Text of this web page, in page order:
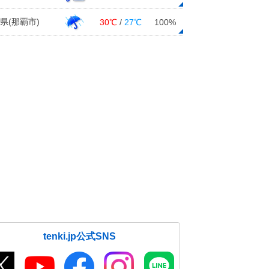
(那覇市) 30℃ / 27℃ 100%
tenki.jp公式SNS